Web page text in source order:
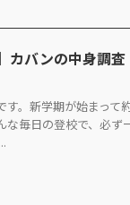
カバンの中身調査
。新学期が始まって
毎日の登校で、必ず